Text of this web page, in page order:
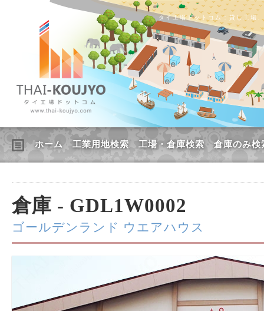
タイ工場ドットコム：貸し工場
ホーム 工業用地検索 工場・倉庫検索 倉庫のみ検
倉庫 - GDL1W0002
ゴールデンランド ウエアハウス